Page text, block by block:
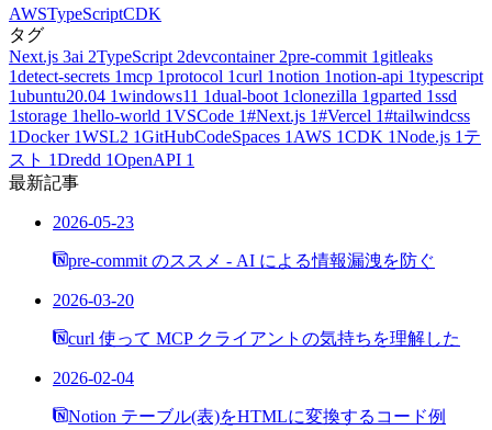
AWSTypeScriptCDK
タグ
Next.js 3ai 2TypeScript 2devcontainer 2pre-commit 1 gitleaks
1detect-secrets 1mcp 1protocol 1curl 1notion 1notion-api 1typescript
1ubuntu20.04 1windows11 1dual-boot 1clonezilla 1 gparted 1ssd
1storage 1hello-world 1VSCode 1#Next.js 1#Vercel 1#tailwindcss
1Docker 1WSL2 1GitHubCodeSpaces 1 AWS 1CDK 1Node.js 1 テ
スト 1Dredd 1OpenAPI 1
最新記事
2026-05-23
pre-commit のススメ - AI による情報漏洩を防ぐ
2026-03-20
curl 使って MCP クライアントの気持ちを理解した
2026-02-04
Notion テーブル(表)をHTMLに変換するコード例